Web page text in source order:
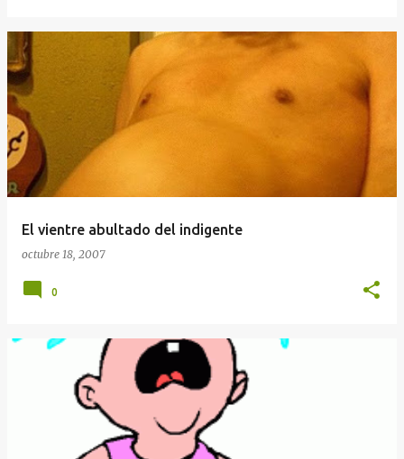
El vientre abultado del indigente
octubre 18, 2007
0